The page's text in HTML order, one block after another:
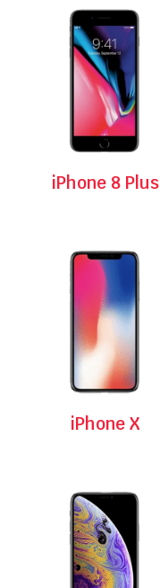
iPhone 8 Plus
iPhone X